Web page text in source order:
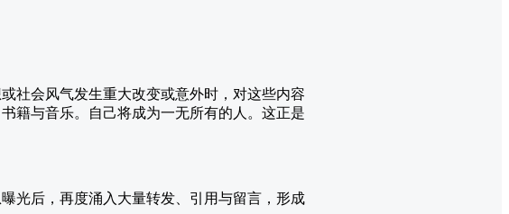
社会风气发生重大改变或意外时，对这些内容
籍与音乐。自己将成为一无所有的人。这正是
光后，再度涌入大量转发、引用与留言，形成